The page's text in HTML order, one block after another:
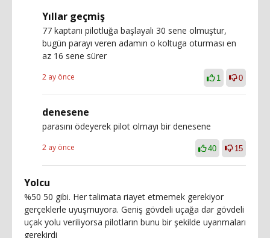
Yıllar geçmiş
77 kaptanı pilotluğa başlayalı 30 sene olmuştur,
bugün parayı veren adamın o koltuga oturması en
az 16 sene sürer
2 ay önce 1 0
denesene
parasını ödeyerek pilot olmayı bir denesene
2 ay önce 40 15
Yolcu
%50 50 gibi. Her talimata riayet etmemek gerekiyor
gerçeklerle uyuşmuyora. Geniş gövdeli uçağa dar gövdeli
uçak yolu veriliyorsa pilotların bunu bir şekilde uyanmaları
gerekirdi